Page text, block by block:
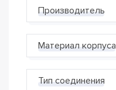
Производитель
Материал корпуса
Тип соединения